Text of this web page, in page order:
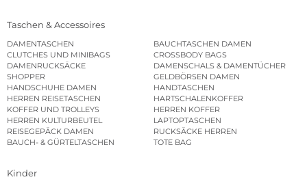
Taschen & Accessoires
DAMENTASCHEN
BAUCHTASCHEN DAMEN
CLUTCHES UND MINIBAGS
CROSSBODY BAGS
DAMENRUCKSÄCKE
DAMENSCHALS & DAMENTÜCHER
SHOPPER
GELDBÖRSEN DAMEN
HANDSCHUHE DAMEN
HANDTASCHEN
HERREN REISETASCHEN
HARTSCHALENKOFFER
KOFFER UND TROLLEYS
HERREN KOFFER
HERREN KULTURBEUTEL
LAPTOPTASCHEN
REISEGEPÄCK DAMEN
RUCKSÄCKE HERREN
BAUCH- & GÜRTELTASCHEN
TOTE BAG
Kinder